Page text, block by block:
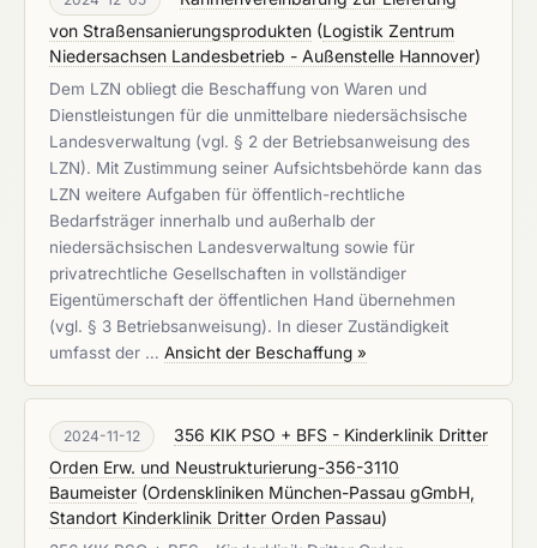
von Straßensanierungsprodukten (Logistik Zentrum
Niedersachsen Landesbetrieb - Außenstelle Hannover)
Dem LZN obliegt die Beschaffung von Waren und
Dienstleistungen für die unmittelbare niedersächsische
Landesverwaltung (vgl. § 2 der Betriebsanweisung des
LZN). Mit Zustimmung seiner Aufsichtsbehörde kann das
LZN weitere Aufgaben für öffentlich-rechtliche
Bedarfsträger innerhalb und außerhalb der
niedersächsischen Landesverwaltung sowie für
privatrechtliche Gesellschaften in vollständiger
Eigentümerschaft der öffentlichen Hand übernehmen
(vgl. § 3 Betriebsanweisung). In dieser Zuständigkeit
umfasst der … Ansicht der Beschaffung »
2024-11-12
356 KIK PSO + BFS - Kinderklinik Dritter
Orden Erw. und Neustrukturierung-356-3110
Baumeister (Ordenskliniken München-Passau gGmbH,
Standort Kinderklinik Dritter Orden Passau)